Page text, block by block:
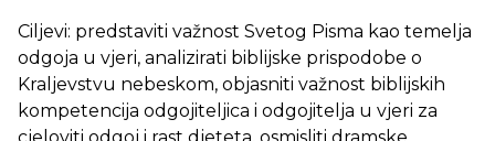
Ciljevi: predstaviti važnost Svetog Pisma kao temelja
odgoja u vjeri, analizirati biblijske prispodobe o
Kraljevstvu nebeskom, objasniti važnost biblijskih
kompetencija odgojiteljica i odgojitelja u vjeri za